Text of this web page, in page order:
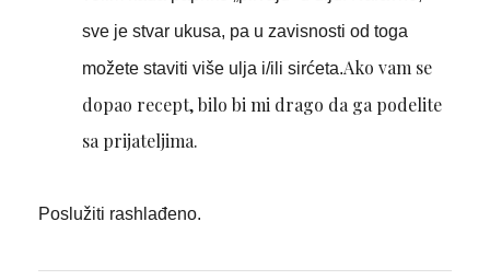
sve je stvar ukusa, pa u zavisnosti od toga
možete staviti više ulja i/ili sirćeta.Ako vam se
dopao recept, bilo bi mi drago da ga podelite
sa prijateljima.
Poslužiti rashlađeno.